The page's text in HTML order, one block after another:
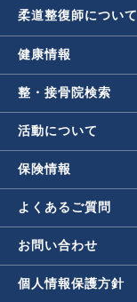
柔道整復師について
健康情報
整・接骨院検索
活動について
保険情報
よくあるご質問
お問い合わせ
個人情報保護方針